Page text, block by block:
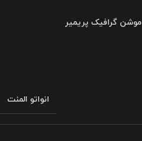
موشن گرافیک پریمیر
انواتو المنت